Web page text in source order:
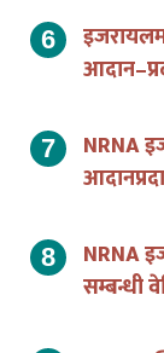
NRNA
NRNA
सम्बन्धी